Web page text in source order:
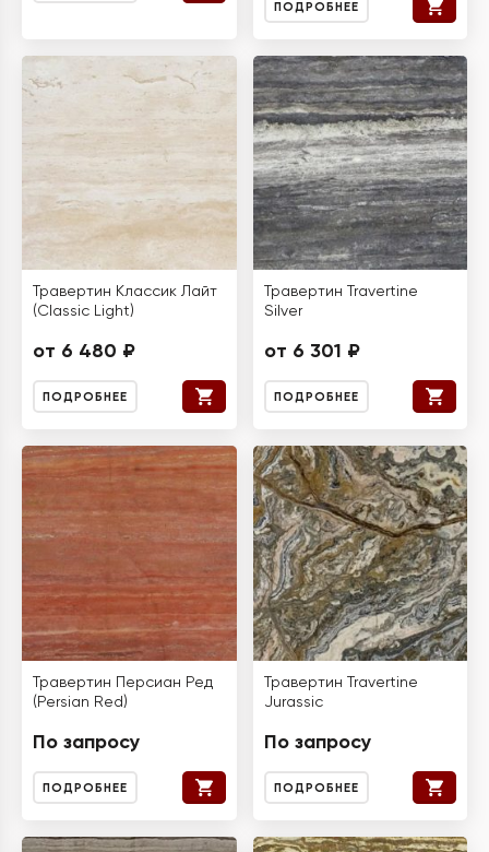
ПОДРОБНЕЕ
Травертин Классик Лайт
(Classic Light)
от 6 480 ₽
ПОДРОБНЕЕ
Травертин Travertine
Silver
от 6 301 ₽
ПОДРОБНЕЕ
Травертин Персиан Ред
(Persian Red)
По запросу
ПОДРОБНЕЕ
Травертин Travertine
Jurassic
По запросу
ПОДРОБНЕЕ